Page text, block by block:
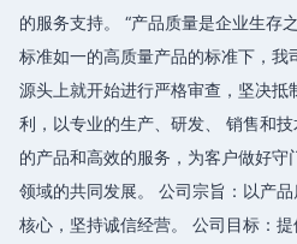
的服务支持。 “产品质量是企业生存
标准如一的高质量产品的标准下，我
源头上就开始进行严格审查，坚决抵
利，以专业的生产、研发、 销售和
的产品和高效的服务，为客户做好
领域的共同发展。 公司宗旨：以产
核心，坚持诚信经营。 公司目标：